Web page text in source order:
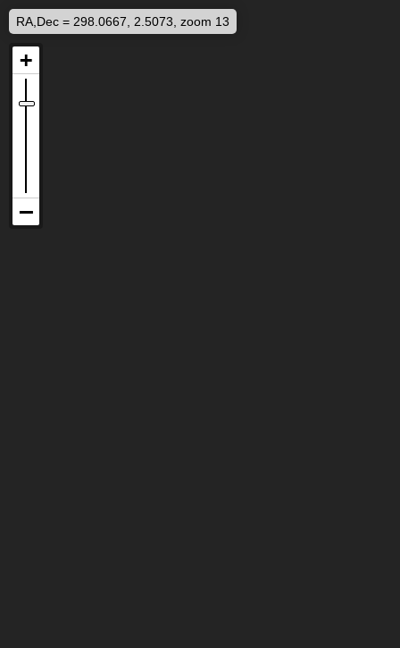
RA,Dec = 298.0667, 2.5073, zoom 13